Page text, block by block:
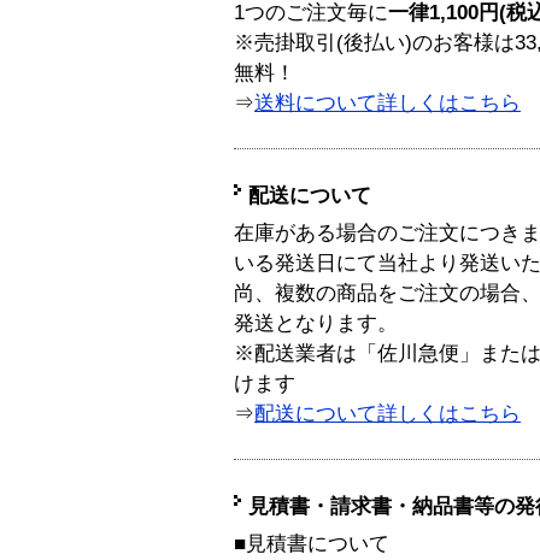
1つのご注文毎に一律1,100円(税
※売掛取引(後払い)のお客様は
無料！
⇒送料について詳しくはこちら
配送について
在庫がある場合のご注文につき
いる発送日にて当社より発送い
尚、複数の商品をご注文の場合
発送となります。
※配送業者は「佐川急便」また
けます
⇒配送について詳しくはこちら
見積書・請求書・納品書等の
■見積書について